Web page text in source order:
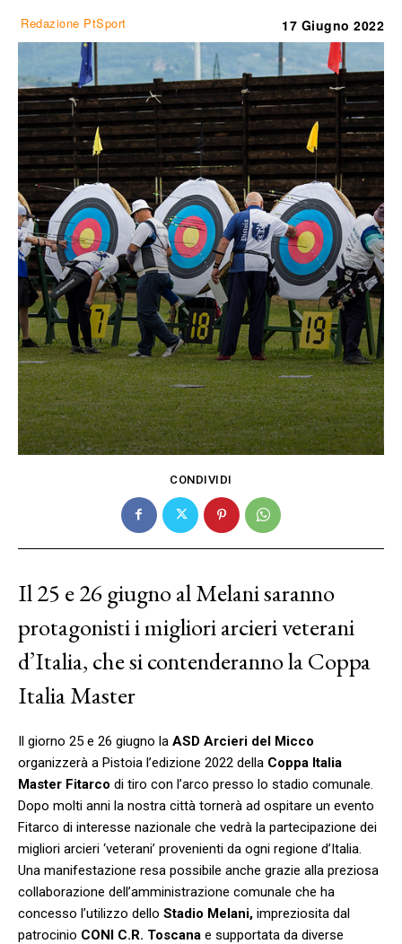
Redazione PtSport 17 Giugno 2022
CONDIVIDI
Il 25 e 26 giugno al Melani saranno
protagonisti i migliori arcieri veterani
d’Italia, che si contenderanno la Coppa
Italia Master
Il giorno 25 e 26 giugno la ASD Arcieri del Micco
organizzerà a Pistoia l’edizione 2022 della Coppa Italia
Master Fitarco di tiro con l’arco presso lo stadio comunale.
Dopo molti anni la nostra città tornerà ad ospitare un evento
Fitarco di interesse nazionale che vedrà la partecipazione dei
migliori arcieri ‘veterani’ provenienti da ogni regione d’Italia.
Una manifestazione resa possibile anche grazie alla preziosa
collaborazione dell’amministrazione comunale che ha
concesso l’utilizzo dello Stadio Melani, impreziosita dal
patrocinio CONI C.R. Toscana e supportata da diverse